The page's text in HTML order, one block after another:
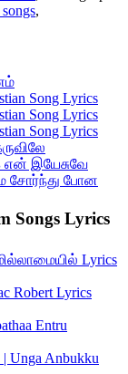
,
Song Lyrics
Song Lyrics
Song Lyrics
என் இயேசுவே
சோர்ந்து போன
Songs Lyrics
Lyrics
Robert Lyrics
Entru
Anbukku